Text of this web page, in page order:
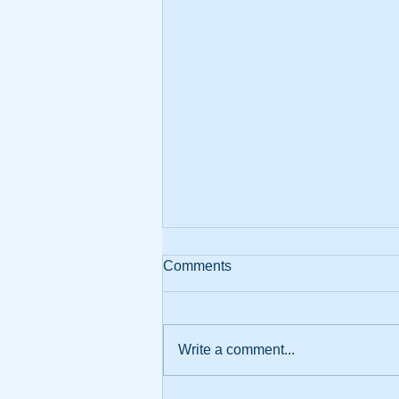
부끄럽습니다
한국교회는 세계 어느 교회 역사에
교회는 엄청난 속도로 그 수가 증
가했고, 세계에서 제일 큰 대형교
Comments
Write a comment...